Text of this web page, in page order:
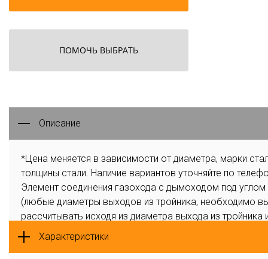
ПОМОЧЬ ВЫБРАТЬ
Описание
*Цена меняется в зависимости от диаметра, марки
толщины стали. Наличие вариантов уточняйте по
Элемент соединения газохода с дымоходом под углом
(любые диаметры выходов из тройника, необходимо
рассчитывать исходя из диаметра выхода из тройника
Х)
Характеристики